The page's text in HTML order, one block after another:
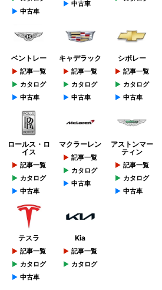
中古車
中古車
ベントレー
記事一覧
カタログ
中古車
キャデラック
記事一覧
カタログ
中古車
シボレー
記事一覧
カタログ
中古車
ロールス・ロ
イス
記事一覧
カタログ
中古車
マクラーレン
記事一覧
カタログ
中古車
アストンマー
ティン
記事一覧
カタログ
中古車
テスラ
記事一覧
カタログ
中古車
Kia
記事一覧
カタログ